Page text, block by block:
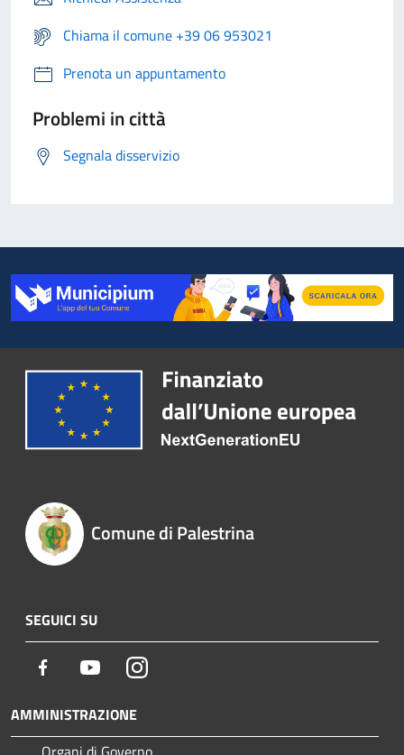
Chiama il comune +39 06 953021
Prenota un appuntamento
Problemi in città
Segnala disservizio
Comune di Palestrina
SEGUICI SU
Facebook YoutubeInstagram
AMMINISTRAZIONE